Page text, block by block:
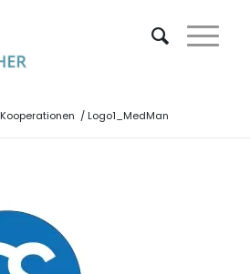
Kooperationen / Logo1_MedMan